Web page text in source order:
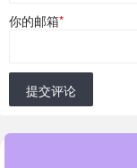
你的邮箱*
提交评论